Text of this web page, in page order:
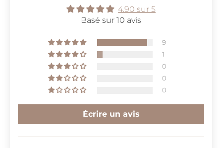
4.90 sur 5
Basé sur 10 avis
9
1
0
0
0
Écrire un avis